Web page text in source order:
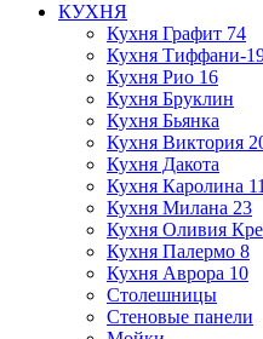
КУХНЯ
Кухня Графит 74
Кухня Тиффани-
Кухня Рио 16
Кухня Бруклин
Кухня Бьянка
Кухня Виктория
Кухня Дакота
Кухня Каролина 11
Кухня Милана 23
Кухня Оливия
Кухня Палермо 8
Кухня Аврора 10
Столешницы
Стеновые панели